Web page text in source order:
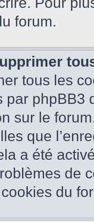
forum.
tous les
par phpBB3
sur le
que
a été
de
du